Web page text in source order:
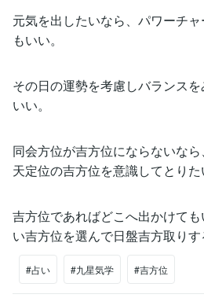
元気を出したいなら、パワーチ
もいい。
その日の運勢を考慮しバランス
いい。
同会方位が吉方位にならないな
天定位の吉方位を意識してとりた
吉方位であればどこへ出かけて
い吉方位を選んで日盤吉方取りす
#占い #九星気学 #吉方位